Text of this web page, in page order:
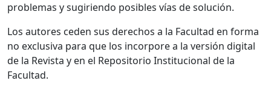
problemas y sugiriendo posibles vías de solución.
Los autores ceden sus derechos a la Facultad en forma
no exclusiva para que los incorpore a la versión digital
de la Revista y en el Repositorio Institucional de la
Facultad.